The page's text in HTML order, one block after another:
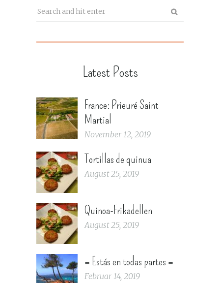
Latest Posts
France: Prieuré Saint
Martial
November 12, 2019
Tortillas de quinua
August 25, 2019
Quinoa-Frikadellen
August 25, 2019
= Estás en todas partes =
Februar 14, 2019